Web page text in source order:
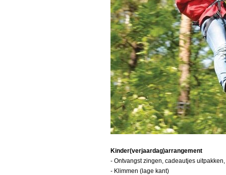
Kinder(verjaardag)arrangement
- Ontvangst zingen, cadeautjes
- Klimmen (lage kant)